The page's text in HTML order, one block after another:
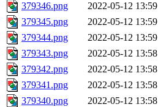
379346.png
2022-05-12 13:59
379345.png
2022-05-12 13:59
379344.png
2022-05-12 13:59
379343.png
2022-05-12 13:58
379342.png
2022-05-12 13:58
379341.png
2022-05-12 13:58
379340.png
2022-05-12 13:58